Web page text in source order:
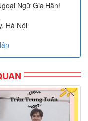
Ngữ Gia Hân!
Hà Nội